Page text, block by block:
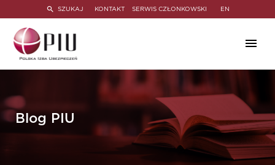
SZUKAJ KONTAKT SERWIS CZŁONKOWSKI EN
Blog PIU